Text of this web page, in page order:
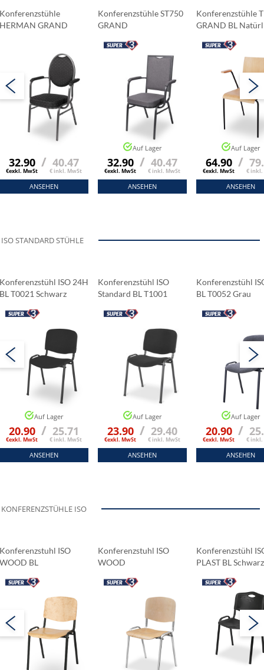
Konferenzstühle
HERMAN GRAND
32.90
€exkl. MwSt
/ 40.47
€ inkl. MwSt
ANSEHEN
Konferenzstühle ST750
GRAND
Auf Lager
32.90
€exkl. MwSt
/ 40.47
€ inkl. MwSt
ANSEHEN
Konferenzstühle
GRAND BL
Auf Lager
64.90
€exkl. MwSt
/
€ inkl.
ANSEHEN
ISO STANDARD STÜHLE
Konferenzstühl ISO 24H
BL T0021 Schwarz
Auf Lager
20.90
€exkl. MwSt
/ 25.71
€ inkl. MwSt
ANSEHEN
Konferenzstühl ISO
Standard BL T1001
Auf Lager
23.90
€exkl. MwSt
/ 29.40
€ inkl. MwSt
ANSEHEN
Konferenzstühl
BL T0052 Grau
Auf Lager
20.90
€exkl. MwSt
/
€ inkl.
ANSEHEN
KONFERENZSTÜHLE ISO
Konferenzstuhl ISO
WOOD BL
Konferenzstuhl ISO
WOOD
Konferenzstühl
PLAST BL